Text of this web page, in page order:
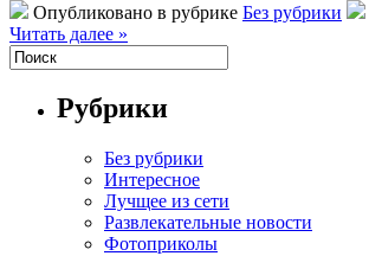
Опубликовано в рубрике Без рубрики
Читать далее »
Рубрики
Без рубрики
Интересное
Лучщее из сети
Развлекательные новости
Фотоприколы